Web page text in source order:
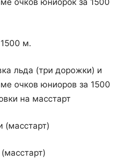
очков юниорок за 1500
м.
льда (три дорожки) и
очков юниоров за 1500
на масстарт
(масстарт)